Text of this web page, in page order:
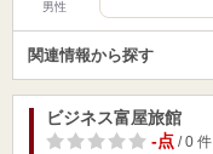
男性
関連情報から探す
ビジネス富屋旅館
-点/ 0 件